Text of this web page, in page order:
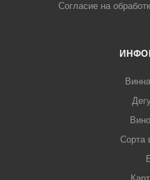
Согласие на
Сорта